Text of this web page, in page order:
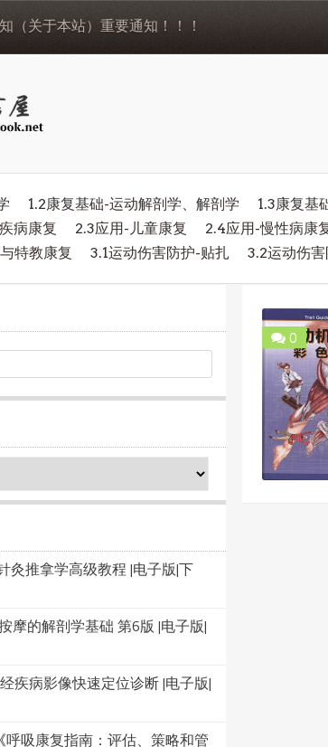
（关于本站）重要通知！！！
1.2康复基础-运动解剖学、解剖学 1.3康复基
病康复
2.3应用-儿童康复 2.4应用-慢性病康
特教康复
3.1运动伤害防护-贴扎 3.2运动伤
灸推拿学高级教程 |电子版|下
摩的解剖学基础 第6版 |电子版|
疾病影像快速定位诊断 |电子版|
呼吸康复指南：评估、策略和管
0